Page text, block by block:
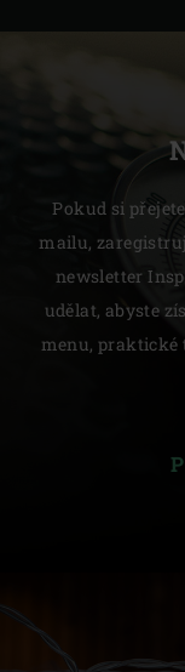
Pokud si
mailu,
newsletter
udělat, abyste
menu, praktické